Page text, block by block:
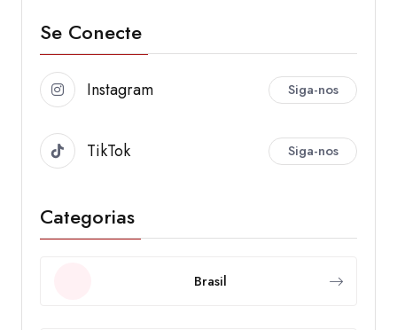
Se Conecte
Instagram Siga-nos
TikTok Siga-nos
Categorias
Brasil